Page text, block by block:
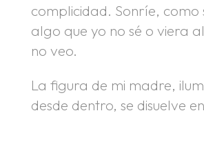
complicidad. Sonríe, como
algo que yo no sé o viera
no veo.
La figura de mi madre,
desde dentro, se disuelve